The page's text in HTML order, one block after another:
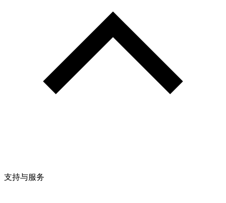
支持与服务